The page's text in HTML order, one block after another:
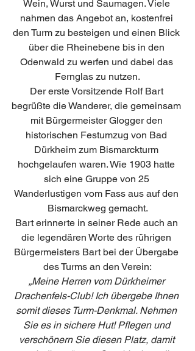
Wein, Wurst und Saumagen. Viele
nahmen das Angebot an, kostenfrei
den Turm zu besteigen und einen Blick
über die Rheinebene bis in den
Odenwald zu werfen und dabei das
Fernglas zu nutzen.
Der erste Vorsitzende Rolf Bart
begrüßte die Wanderer, die gemeinsam
mit Bürgermeister Glogger den
historischen Festumzug von Bad
Dürkheim zum Bismarckturm
hochgelaufen waren. Wie 1903 hatte
sich eine Gruppe von 25
Wanderlustigen vom Fass aus auf den
Bismarckweg gemacht.
Bart erinnerte in seiner Rede auch an
die legendären Worte des rührigen
Bürgermeisters Bart bei der Übergabe
des Turms an den Verein:
„Meine Herren vom Dürkheimer
Drachenfels-Club! Ich übergebe Ihnen
somit dieses Turm-Denkmal. Nehmen
Sie es in sichere Hut! Pflegen und
verschönern Sie diesen Platz, damit